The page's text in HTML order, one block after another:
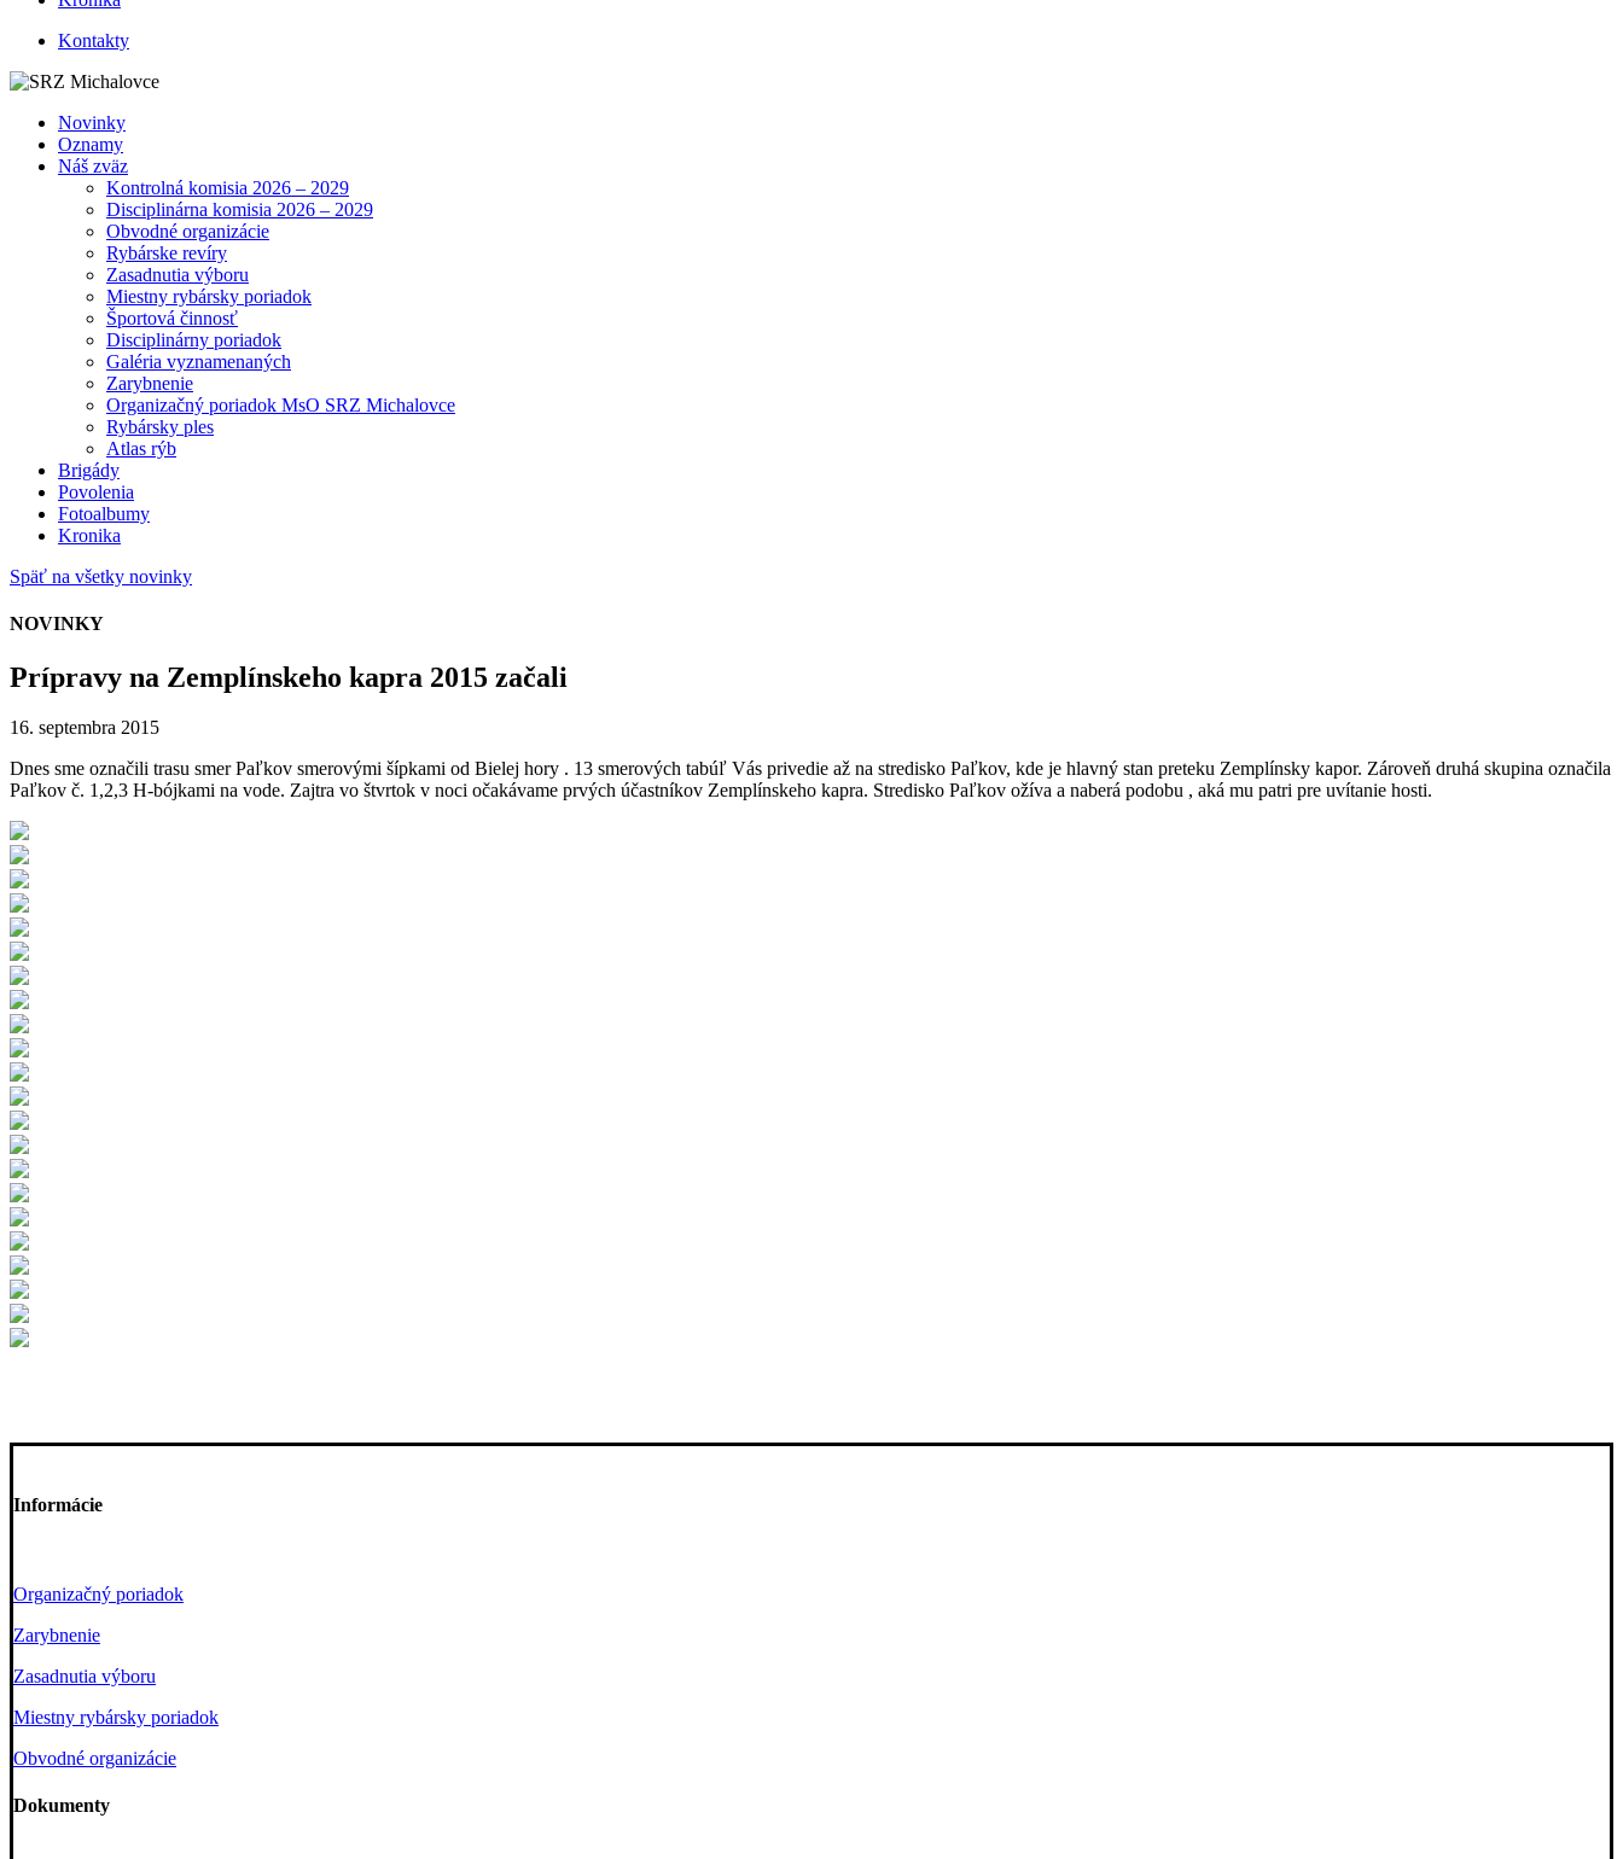
Kontakty
Novinky
Oznamy
Náš zväz
Kontrolná komisia 2026 – 2029
Disciplinárna komisia 2026 – 2029
Obvodné organizácie
Rybárske revíry
Zasadnutia výboru
Miestny rybársky poriadok
Športová činnosť
Disciplinárny poriadok
Galéria vyznamenaných
Zarybnenie
Organizačný poriadok MsO SRZ Michalovce
Rybársky ples
Atlas rýb
Brigády
Povolenia
Fotoalbumy
Kronika
Späť na všetky novinky
NOVINKY
Prípravy na Zemplínskeho kapra 2015 začali
16. septembra 2015
Dnes sme označili trasu smer Paľkov smerovými šípkami od Bielej hory . 13 smerových tabúľ Vás privedie až na stredisko Paľkov, kde je hlavný stan preteku Zemplínsky kapor. Zároveň druhá skupina označila
Paľkov č. 1,2,3 H-bójkami na vode. Zajtra vo štvrtok v noci očakávame prvých účastníkov Zemplínskeho kapra. Stredisko Paľkov ožíva a naberá podobu , aká mu patri pre uvítanie hosti.
Informácie
Organizačný poriadok
Zarybnenie
Zasadnutia výboru
Miestny rybársky poriadok
Obvodné organizácie
Dokumenty